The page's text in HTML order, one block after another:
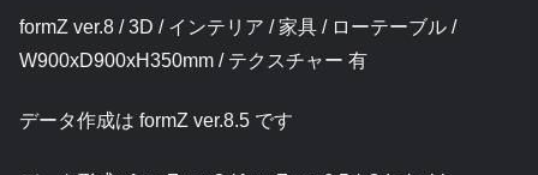
formZ ver.8 / 3D / インテリア / 家具 / ローテーブル /
W900xD900xH350mm / テクスチャー 有
データ作成は formZ ver.8.5 です